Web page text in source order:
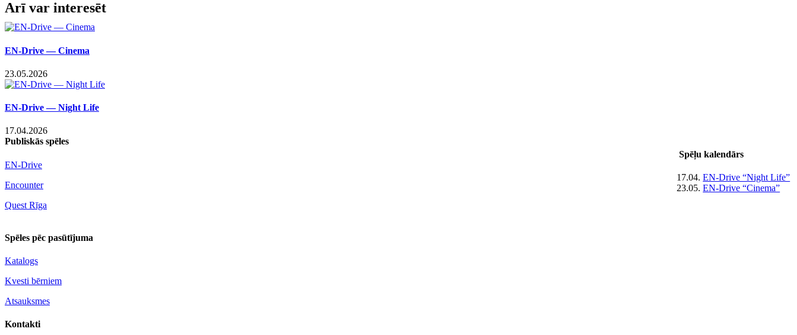
Facebook
X
LinkedIn
WhatsApp
Telegram
Threads
Vk
Email
Arī var interesēt
EN-Drive — Cinema
23.05.2026
EN-Drive — Night Life
17.04.2026
Spēļu kalendārs
17.04.EN-Drive “Night Life”
23.05.EN-Drive “Cinema”
Publiskās spēles
EN-Drive
Encounter
Quest Rīga
Spēles pēc pasūtījuma
Katalogs
Kvesti bērniem
Atsauksmes
Kontakti